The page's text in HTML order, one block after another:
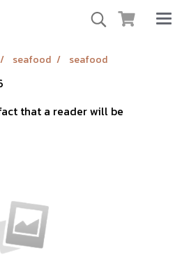
seafood seafood
that a reader will be